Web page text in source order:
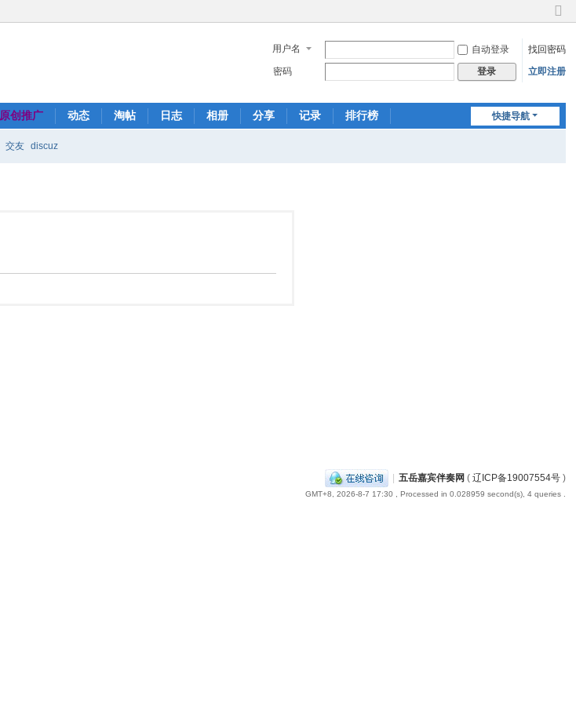
切
到
窄
用户名 自动登录
找回密码
密码
登录 立即注册
快捷导航
原创推广 动态 淘帖 日志 相册 分享 记录 排行榜
交友 discuz
| 五岳嘉宾伴奏网 ( 辽ICP备19007554号)
GMT+8, 2026-8-7 17:30 , Processed in 0.028959 second(s), 4 queries .